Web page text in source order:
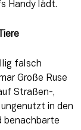
Handy lädt.
falsch
Große Ruse
Straßen-,
in den
benachbarte